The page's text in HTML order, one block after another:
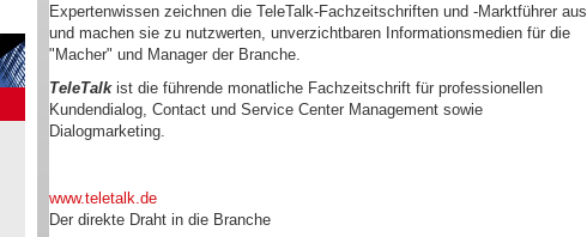
Expertenwissen zeichnen die TeleTalk-Fachzeitschriften und -Marktführer aus
und machen sie zu nutzwerten, unverzichtbaren Informationsmedien für die
"Macher" und Manager der Branche.
TeleTalkist die führende monatliche Fachzeitschrift für professionellen
Kundendialog, Contact und Service Center Management sowie
Dialogmarketing.
www.teletalk.de
Der direkte Draht in die Branche